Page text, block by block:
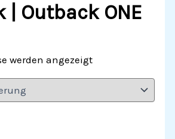
| Outback ONE
werden angezeigt